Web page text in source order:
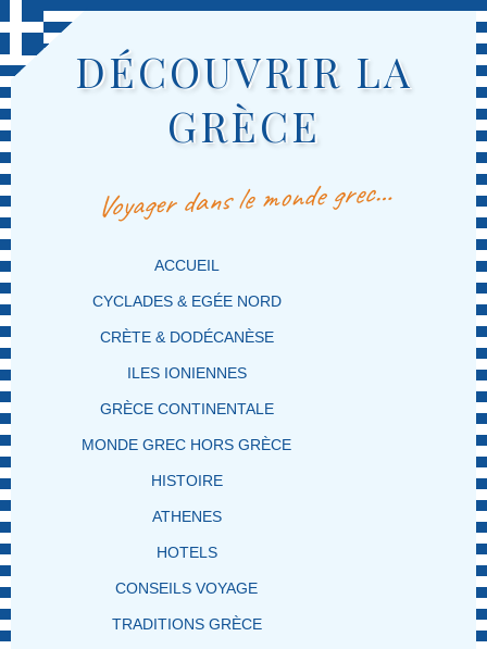
DÉCOUVRIR LA
GRÈCE
Voyager dans le monde grec…
MENU PRINCIPAL
MASQUER LA NAVIGATION PRINCIPALE
MASQUER LA NAVIGATION SECONDAIRE
ACCUEIL
CYCLADES & EGÉE NORD
CRÈTE & DODÉCANÈSE
ILES IONIENNES
GRÈCE CONTINENTALE
MONDE GREC HORS GRÈCE
HISTOIRE
ATHENES
HOTELS
CONSEILS VOYAGE
TRADITIONS GRÈCE